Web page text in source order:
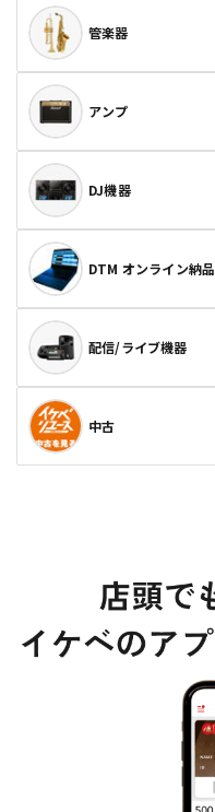
管楽器
アンプ
DJ機器
DTM オンライン納品
配信/ライブ機器
中古